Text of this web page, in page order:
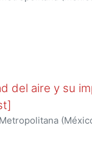
del aire y su